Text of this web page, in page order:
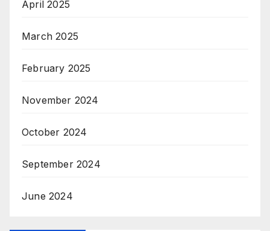
April 2025
March 2025
February 2025
November 2024
October 2024
September 2024
June 2024